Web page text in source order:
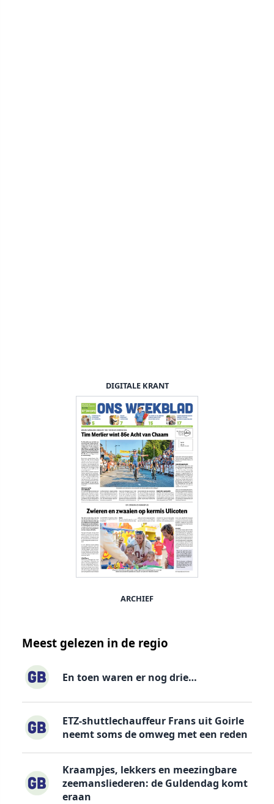
DIGITALE KRANT
ARCHIEF
Meest gelezen in de regio
En toen waren er nog drie…
ETZ-shuttlechauffeur Frans uit Goirle
neemt soms de omweg met een reden
Kraampjes, lekkers en meezingbare
zeemansliederen: de Guldendag komt
eraan